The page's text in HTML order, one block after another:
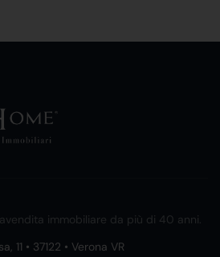
immobiliare da più di 40 anni.
11 • 37122 • Verona VR